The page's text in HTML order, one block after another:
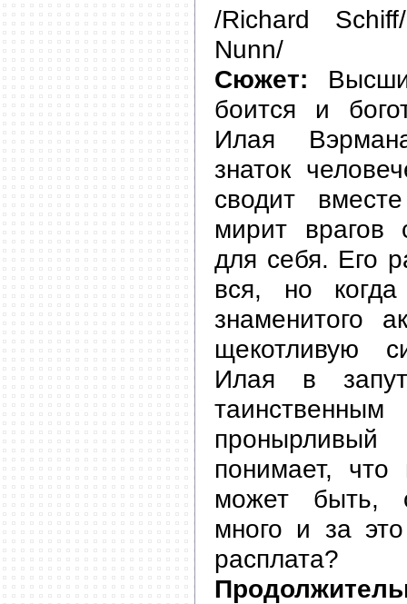
/Richard
Nunn/
Сюжет:
боится и
Илая
знаток
сводит
мирит врагов
для себя. Его
вся, но
знаменитого
щекотливую
Илая в
понимает,
может быть,
много и за
расплата?